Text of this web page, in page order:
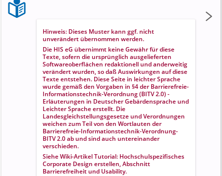
Hinweis: Dieses Muster kann ggf. nicht
unverändert übernommen werden.
Die HIS eG übernimmt keine Gewähr für diese
Texte, sofern die ursprünglich ausgelieferten
Softwareoberflächen redaktionell und anderweitig
verändert wurden, so daß Auswirkungen auf diese
Texte entstehen. Diese Seite in leichter Sprache
wurde gemäß den Vorgaben in §4 der Barrierefreie-
Informationstechnik-Verordnung (BITV 2.0) -
Erläuterungen in Deutscher Gebärdensprache und
Leichter Spracheerstellt. Die
Landesgleichstellungsgesetze und Verordnungen
weichen zum Teil von den Wortlauten der
Barrierefreie-Informationstechnik-Verordnung-
BITV 2.0 ab und sind auch untereinander
verschieden.
Siehe Wiki-ArtikelTutorial: Hochschulspezifisches
Corporate Design erstellen, Abschnitt
Barrierefreiheit und Usability.